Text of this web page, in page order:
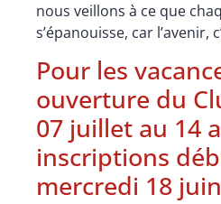
nous veillons à ce que
s’épanouisse, car l’avenir,
Pour les
ouverture du
07 juillet au 14
inscriptions
mercredi 18